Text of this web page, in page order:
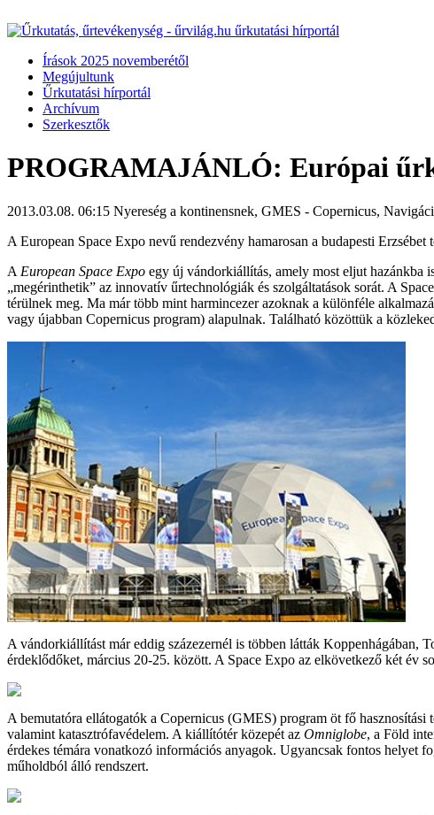
Írások 2025 novemberétől
Megújultunk
Űrkutatási hírportál
Archívum
Szerkesztők
PROGRAMAJÁNLÓ: Európai
2013.03.08. 06:15 Nyereség a kontinensnek, GMES - Copernicus,
A European Space Expo nevű rendezvény hamarosan a budapesti
A European Space Expo egy új vándorkiállítás, amely most eljut hazánkba
„megérinthetik” az innovatív űrtechnológiák és szolgáltatások sorát. A
térülnek meg. Ma már több mint harmincezer azoknak a különféle
vagy újabban Copernicus program) alapulnak. Található közöttük a
A vándorkiállítást már eddig százezernél is többen látták Koppenhágában,
érdeklődőket, március 20-25. között. A Space Expo az elkövetkező két év
A bemutatóra ellátogatók a Copernicus (GMES) program öt fő hasznosítási
valamint katasztrófavédelem. A kiállítótér közepét az Omniglobe, a Föld
érdekes témára vonatkozó információs anyagok. Ugyancsak fontos helyet
műholdból álló rendszert.